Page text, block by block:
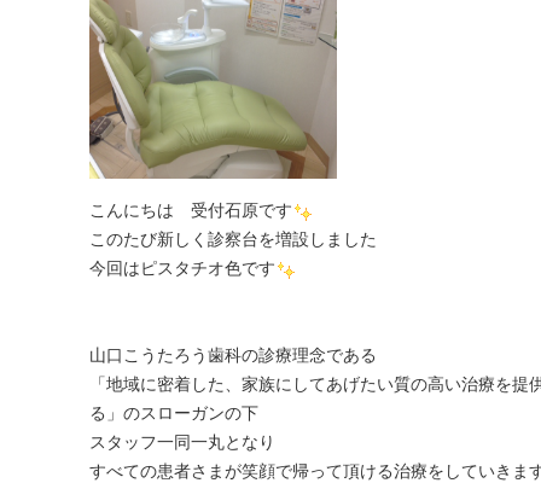
こんにちは 受付石原です
このたび新しく診察台を増設しました
今回はピスタチオ色です
山口こうたろう歯科の診療理念である
「地域に密着した、家族にしてあげたい質の高い治療を提
る」のスローガンの下
スタッフ一同一丸となり
すべての患者さまが笑顔で帰って頂ける治療をしていきま